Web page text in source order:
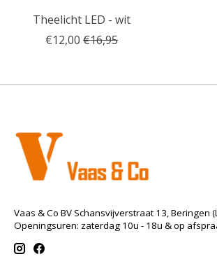
Theelicht LED - wit
€12,00 €16,95
Vaas & Co BV Schansvijverstraat 13, Beringen
Openingsuren: zaterdag 10u - 18u & op